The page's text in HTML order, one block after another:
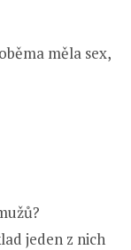
měla sex,
jeden z nich